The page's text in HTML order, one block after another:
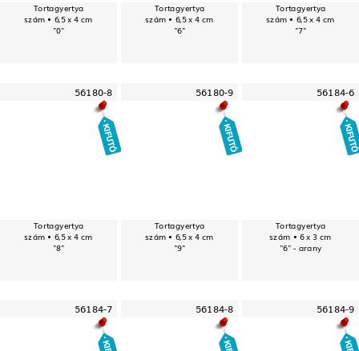
Tortagyertya
szám • 6,5 x 4 cm
"0"
Tortagyertya
szám • 6,5 x 4 cm
"6"
Tortagyertya
szám • 6,5 x 4 cm
"7"
56180-8
Tortagyertya
szám • 6,5 x 4 cm
"8"
56180-9
Tortagyertya
szám • 6,5 x 4 cm
"9"
56184-6
Tortagyertya
szám • 6 x 3 cm
"6" - arany
56184-7 56184-8 56184-9